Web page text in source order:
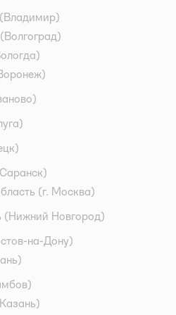
(Владимир)
(Волгоград)
(г. Москва)
(Нижний Новгород)
на-Дону)